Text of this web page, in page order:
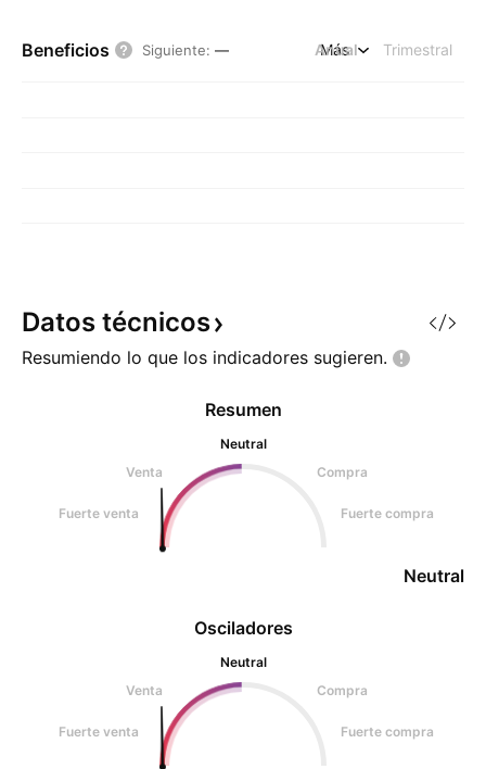
Beneficios Siguiente: — Anual Trimestral
Más
Datos técnicos
Resumiendo lo que los indicadores sugieren.
Osciladores
Neutral
Venta
Compra
Fuerte venta Fuerte compra
Resumen
Neutral
Venta
Compra
Fuerte venta Fuerte compra
Neutral